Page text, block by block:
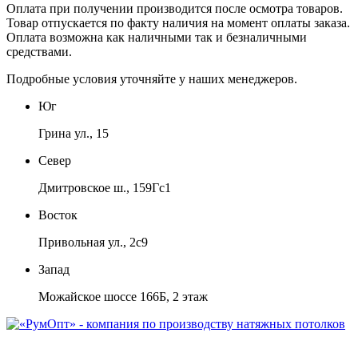
Оплата при получении производится после осмотра товаров.
Товар отпускается по факту наличия на момент оплаты заказа.
Оплата возможна как наличными так и безналичными
средствами.
Подробные условия уточняйте у наших менеджеров.
Юг
Грина ул., 15
Север
Дмитровское ш., 159Гс1
Восток
Привольная ул., 2с9
Запад
Можайское шоссе 166Б, 2 этаж